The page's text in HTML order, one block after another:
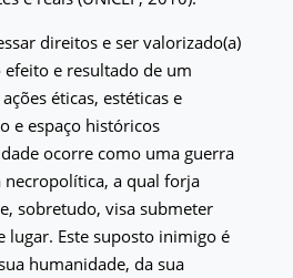
direitos e ser valorizado(a)
e resultado de um
éticas, estéticas e
e espaço históricos
ocorre como uma guerra
necropolítica, a qual forja
sobretudo, visa submeter
lugar. Este suposto inimigo é
humanidade, da sua